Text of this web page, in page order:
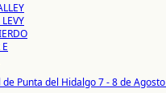
Punta del Hidalgo7 - 8 de Agosto